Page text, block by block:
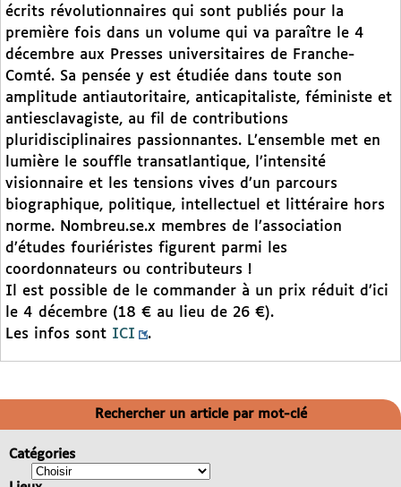
écrits révolutionnaires qui sont publiés pour la
première fois dans un volume qui va paraître le 4
décembre aux Presses universitaires de Franche-
Comté. Sa pensée y est étudiée dans toute son
amplitude antiautoritaire, anticapitaliste, féministe et
antiesclavagiste, au fil de contributions
pluridisciplinaires passionnantes. L’ensemble met en
lumière le souffle transatlantique, l’intensité
visionnaire et les tensions vives d’un parcours
biographique, politique, intellectuel et littéraire hors
norme. Nombreu.se.x membres de l’association
d’études fouriéristes figurent parmi les
coordonnateurs ou contributeurs !
Il est possible de le commander à un prix réduit d’ici
le 4 décembre (18 € au lieu de 26 €).
Les infos sont ICI .
Rechercher un article par mot-clé
Catégories